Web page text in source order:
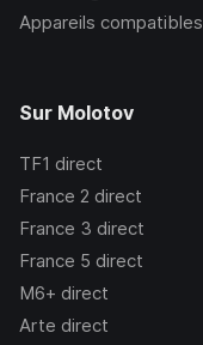
Appareils compatibles
Sur Molotov
TF1 direct
France 2 direct
France 3 direct
France 5 direct
M6+ direct
Arte direct